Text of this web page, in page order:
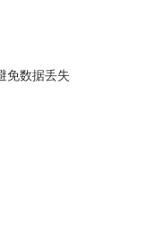
免数据丢失